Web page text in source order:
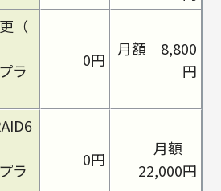
（
ラ
0円
月額 8,800
円
ラ
0円
月額
22,000円